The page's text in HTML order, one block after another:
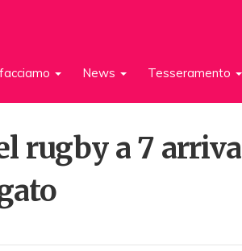
News Tesseramento
rugby a 7 arriva